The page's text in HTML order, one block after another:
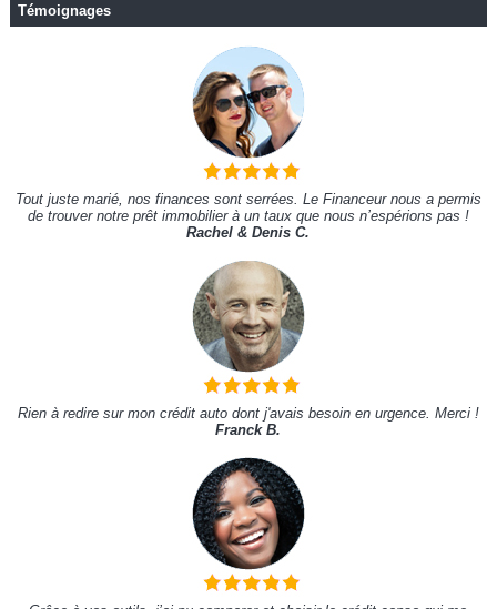
Témoignages
Tout juste marié, nos finances sont serrées. Le Financeur nous a permis
de trouver notre prêt immobilier à un taux que nous n’espérions pas !
Rachel & Denis C.
Rien à redire sur mon crédit auto dont j'avais besoin en urgence. Merci !
Franck B.